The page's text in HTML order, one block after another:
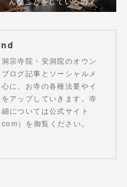
宗寺院・安洞院のオウン
ログ記事とソーシャルメ
に、お寺の各種法要やイ
アップしていきます。寺
については公式サイト
）を御覧ください。